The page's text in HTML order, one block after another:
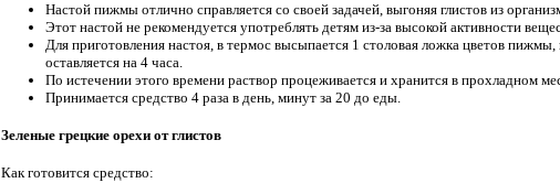
Настой пижмы отлично справляется со своей задачей, выгоняя глистов из
Этот настой не рекомендуется употреблять детям из-за высокой активности
Для приготовления настоя, в термос высыпается 1 столовая ложка цветов
оставляется на 4 часа.
По истечении этого времени раствор процеживается и хранится в прохладном
Принимается средство 4 раза в день, минут за 20 до еды.
Зеленые грецкие орехи от глистов
Как готовится средство: